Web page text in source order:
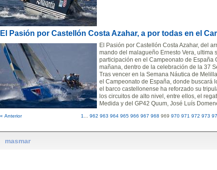
El Pasión por Castellón Costa Azahar, a por todas en el
El Pasión por Castellón Costa Azahar, del
mando del malagueño Ernesto Vera, ultima
participación en el Campeonato de España
mañana, dentro de la celebración de la 37
Tras vencer en la Semana Náutica de
el Campeonato de España, donde buscará
el barco castellonense ha reforzado su
los circuitos de alto nivel, entre ellos, el
Medida y del GP42 Quum, José Luís
« Anterior 1 962 963 964 965 966 967 968 969 970 971 972 973
masmar